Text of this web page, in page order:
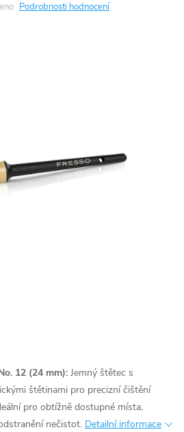
Podrobnosti hodnocení
12 (24 mm): Jemný štětec s
štětinami pro precizní čištění
pro obtížně dostupné místa,
nečistot. Detailní informace